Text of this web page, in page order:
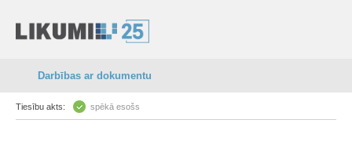
Darbības ar dokumentu
Tiesību akts: spēkā esošs